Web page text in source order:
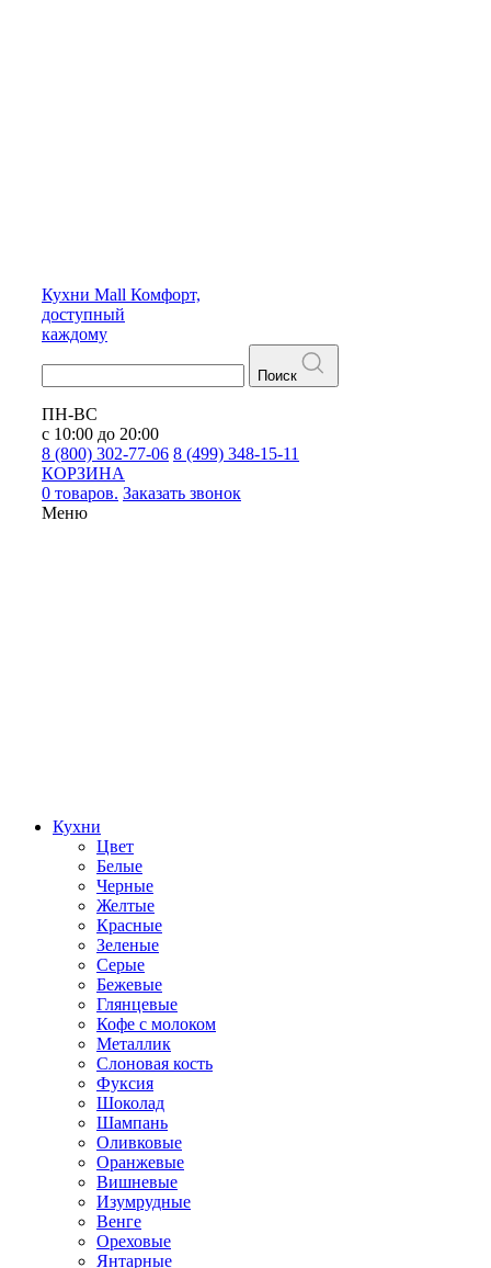
Кухни Mall Комфорт,
доступный
каждому
Поиск
ПН-ВС
с 10:00 до 20:00
8 (800) 302-77-06 8 (499) 348-15-11
КОРЗИНА
0 товаров. Заказать звонок
Меню
Кухни
Цвет
Белые
Черные
Желтые
Красные
Зеленые
Серые
Бежевые
Глянцевые
Кофе с молоком
Металлик
Слоновая кость
Фуксия
Шоколад
Шампань
Оливковые
Оранжевые
Вишневые
Изумрудные
Венге
Ореховые
Янтарные